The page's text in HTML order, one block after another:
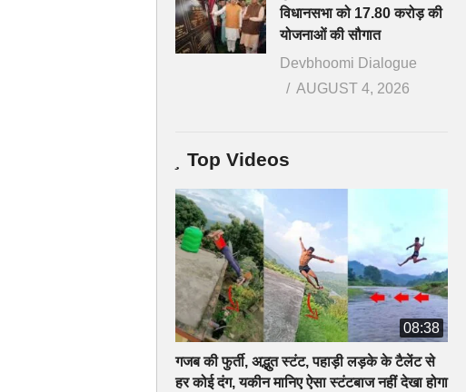
विधानसभा को 17.80 करोड़ की
योजनाओं की सौगात
Devbhoomi Dialogue
AUGUST 4, 2026
Top Videos
08:38
गजब की फुर्ती, अद्भुत स्टंट, पहाड़ी लड़के के टैलेंट से
हर कोई दंग, यकीन मानिए ऐसा स्टंटबाज नहीं देखा होगा